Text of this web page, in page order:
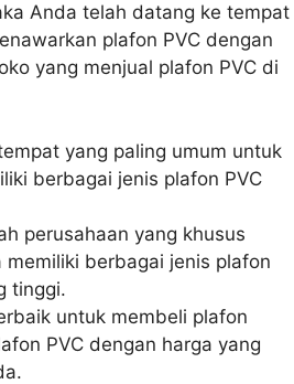
Anda telah datang ke tempat
plafon PVC dengan
yang menjual plafon PVC di
yang paling umum untuk
berbagai jenis plafon PVC
perusahaan yang khusus
memiliki berbagai jenis plafon
tinggi.
untuk membeli plafon
PVC dengan harga yang